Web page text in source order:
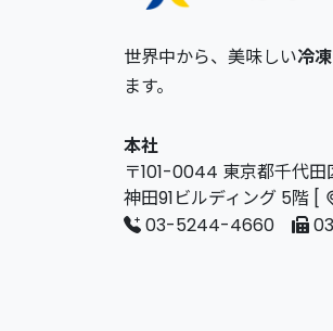
世界中から、美味しい冷
ます。
本社
〒101-0044 東京都千代
神田91ビルディング 5階 [
03-5244-4660